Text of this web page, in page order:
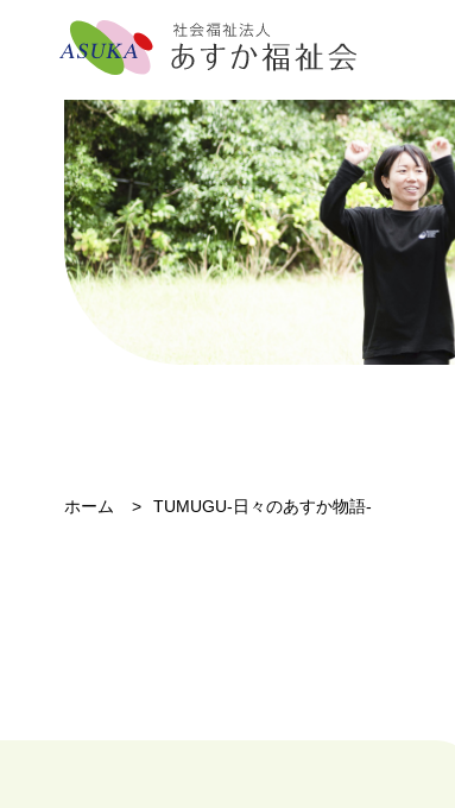
ホーム TUMUGU-日々のあすか物語-